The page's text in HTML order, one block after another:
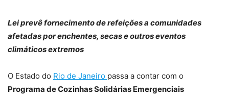
Lei prevê fornecimento de refeições a comunidades
afetadas por enchentes, secas e outros eventos
climáticos extremos
O Estado do Rio de Janeiro passa a contar com o
Programa de Cozinhas Solidárias Emergenciais